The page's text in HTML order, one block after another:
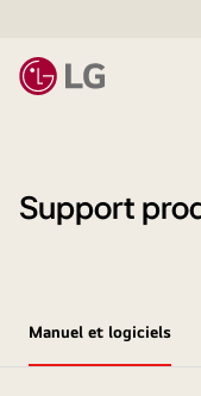
Support
Manuel et logiciels